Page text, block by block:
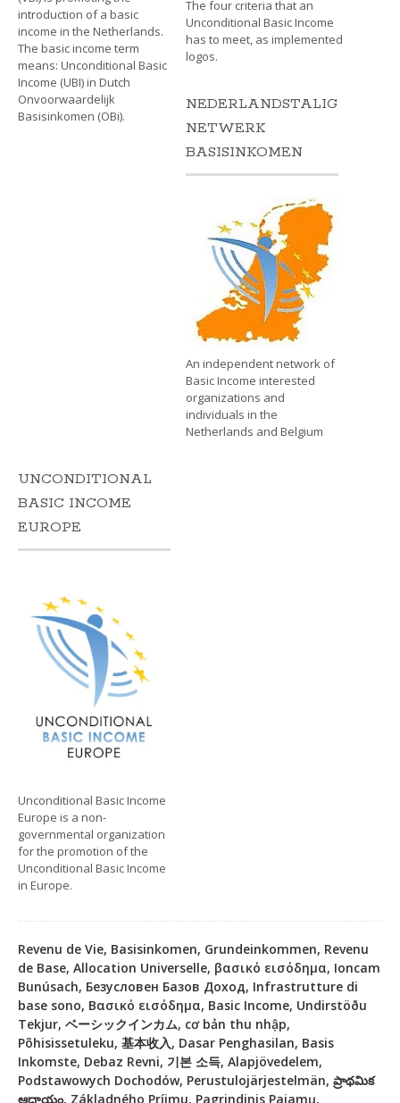
introduction of a basic
income in the Netherlands.
The basic income term
means: Unconditional Basic
Income (UBI) in Dutch
Onvoorwaardelijk
Basisinkomen (OBi).
The four criteria that an
Unconditional Basic Income
has to meet, as implemented
logos.
NEDERLANDSTALIG
NETWERK
BASISINKOMEN
An independent network of
Basic Income interested
organizations and
individuals in the
Netherlands and Belgium
UNCONDITIONAL
BASIC INCOME
EUROPE
Unconditional Basic Income
Europe is a non-
governmental organization
for the promotion of the
Unconditional Basic Income
in Europe.
Revenu de Vie, Basisinkomen, Grundeinkommen, Revenu
de Base, Allocation Universelle, βασικό εισόδημα, Ioncam
Bunúsach, Безусловен Базов Доход, Infrastrutture di
base sono, Βασικό εισόδημα, Basic Income, Undirstöðu
Tekjur, ベーシックインカム, cơ bản thu nhập,
Põhisissetuleku, 基本收入, Dasar Penghasilan, Basis
Inkomste, Debaz Revni, 기본 소득, Alapjövedelem,
Podstawowych Dochodów, Perustulojärjestelmän, ప్రాథమిక
ఆదాయం, Základného Príjmu, Pagrindinis Pajamų,